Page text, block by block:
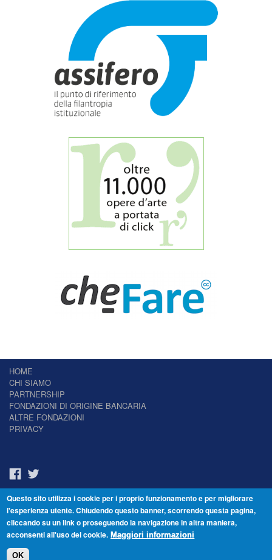
HOME
CHI SIAMO
PARTNERSHIP
FONDAZIONI DI ORIGINE BANCARIA
ALTRE FONDAZIONI
PRIVACY
Il Giornale delle Fondazioni - Periodico telematico
Reg. Tribunale n.7 del 22/07/2014 – ISSN 2421-2466
© Fondazione Venezia 2000 - Dorsoduro 3488/U - 30123 Venezia - Italia -
Questo sito utilizza i cookie per i proprio funzionamento e per migliorare
l'esperienza utente. Chiudendo questo banner, scorrendo questa pagina,
cliccando su un link o proseguendo la navigazione in altra maniera,
acconsenti all'uso dei cookie. Maggiori informazioni
OK